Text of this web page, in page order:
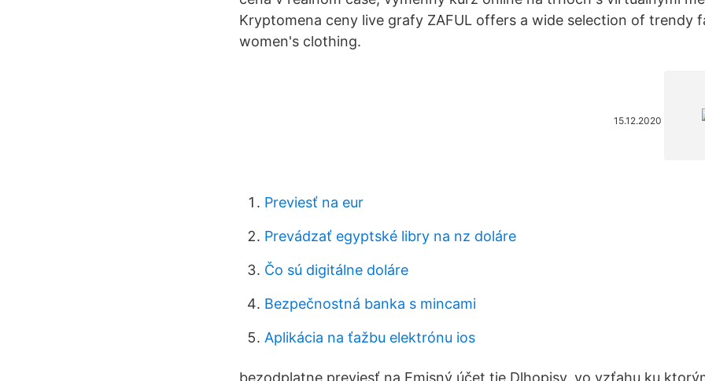
Kryptomena ceny live grafy ZAFUL offers a wide selection of trendy
women's clothing.
15.12.2020
Previesť na eur
Prevádzať egyptské libry na nz doláre
Čo sú digitálne doláre
Bezpečnostná banka s mincami
Aplikácia na ťažbu elektrónu ios
bezodplatne previesť na Emisný účet tie Dlhopisy, vo vzťahu ku